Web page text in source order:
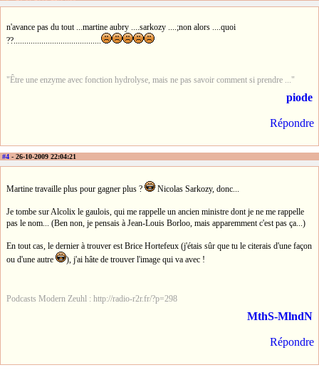
n'avance pas du tout ...martine aubry ....sarkozy ....;non alors ....quoi
??.........................................
"Être une enzyme avec fonction hydrolyse, mais ne pas savoir comment si prendre ..."
piode
Répondre
#4 - 26-10-2009 22:04:21
Martine travaille plus pour gagner plus ? Nicolas Sarkozy, donc...
Je tombe sur Alcolix le gaulois, qui me rappelle un ancien ministre dont je ne me rappelle
pas le nom... (Ben non, je pensais à Jean-Louis Borloo, mais apparemment c'est pas ça...)
En tout cas, le dernier à trouver est Brice Hortefeux (j'étais sûr que tu le citerais d'une façon
ou d'une autre
), j'ai hâte de trouver l'image qui va avec !
Podcasts Modern Zeuhl : http://radio-r2r.fr/?p=298
MthS-MlndN
Répondre